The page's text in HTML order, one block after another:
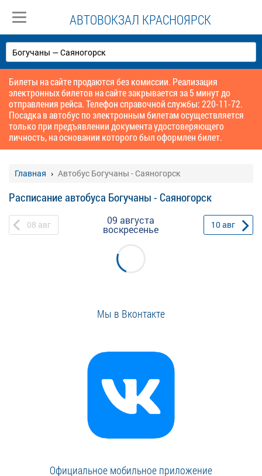
АВТОВОКЗАЛ КРАСНОЯРСК
Билеты на сайте продаются без комиссии. Реализация
электронных билетов на сайте закрывается за 5 минут до
отправления рейса. Телефон справочной службы: 220-11-72.
Посадка в автобус по электронным билетам осуществляется
только при предъявлении документа удостоверяющего
личность, на основании которого был оформлен билет.
Главная Автобус Богучаны - Саяногорск
Расписание автобуса Богучаны - Саяногорск
08 авг 09 августа
воскресенье 10авг
Мы в Вконтакте
Официальное мобильное приложение